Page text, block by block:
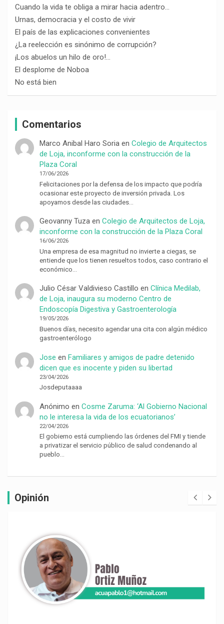
Cuando la vida te obliga a mirar hacia adentro…
Urnas, democracia y el costo de vivir
El país de las explicaciones convenientes
¿La reelección es sinónimo de corrupción?
¡Los abuelos un hilo de oro!…
El desplome de Noboa
No está bien
Comentarios
Marco Anibal Haro Soriaen Colegio de Arquitectos
de Loja, inconforme con la construcción de la
Plaza Coral
17/06/2026
Felicitaciones por la defensa de los impacto que podría
ocasionar este proyecto de inversión privada. Los
apoyamos desde las ciudades…
Geovanny Tuzaen Colegio de Arquitectos de Loja,
inconforme con la construcción de la Plaza Coral
16/06/2026
Una empresa de esa magnitud no invierte a ciegas, se
entiende que los tienen resueltos todos, caso contrario el
económico…
Julio César Valdivieso Castillo en Clínica Medilab,
de Loja, inaugura su moderno Centro de
Endoscopía Digestiva y Gastroenterología
19/05/2026
Buenos días, necesito agendar una cita con algún médico
gastroenterólogo
Jose en Familiares y amigos de padre detenido
dicen que es inocente y piden su libertad
23/04/2026
Josdeputaaaa
Anónimo en Cosme Zaruma: ‘Al Gobierno Nacional
no le interesa la vida de los ecuatorianos’
22/04/2026
El gobierno está cumpliendo las órdenes del FMI y tiende
a privatizar el servicio público de salud condenando al
pueblo…
Opinión